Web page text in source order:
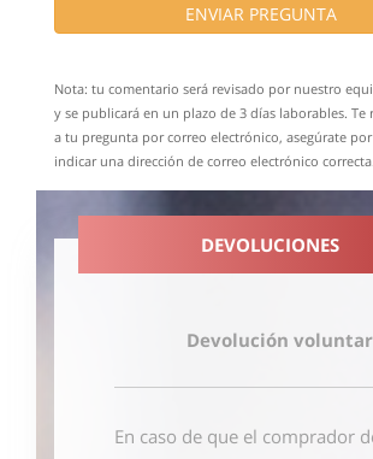
ENVIAR PREGUNTA
Nota: tu comentario será revisado por nuestro
y se publicará en un plazo de 3 días laborables. Te
a tu pregunta por correo electrónico, asegúrate
indicar una dirección de correo electrónico correcta.
DEVOLUCIONES
Devolución
En caso de que el comprador